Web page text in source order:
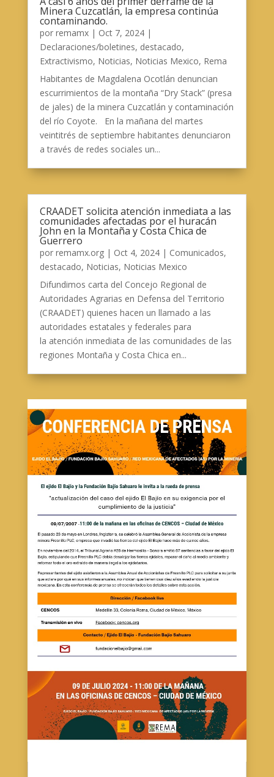
Minera Cuzcatlán, la empresa continúa
contaminando.
por remamx| Oct 7, 2024|
Declaraciones/boletines, destacado,
Extractivismo, Noticias, Noticias Mexico, Rema
Habitantes de Magdalena Ocotlán denuncian
escurrimientos de la montaña “Dry Stack” (presa
de jales) de la minera Cuzcatlán y contaminación
del río Coyote. En la mañana del martes
veintitrés de septiembre habitantes denunciaron
a través de redes sociales un...
CRAADET solicita atención inmediata a las
comunidades afectadas por el huracán
John en la Montaña y Costa Chica de
Guerrero
por remamx.org| Oct 4, 2024| Comunicados,
destacado, Noticias, Noticias Mexico
Difundimos carta del Concejo Regional de
Autoridades Agrarias en Defensa del Territorio
(CRAADET) quienes hacen un llamado a las
autoridades estatales y federales para
la atención inmediata de las comunidades de las
regiones Montaña y Costa Chica en...